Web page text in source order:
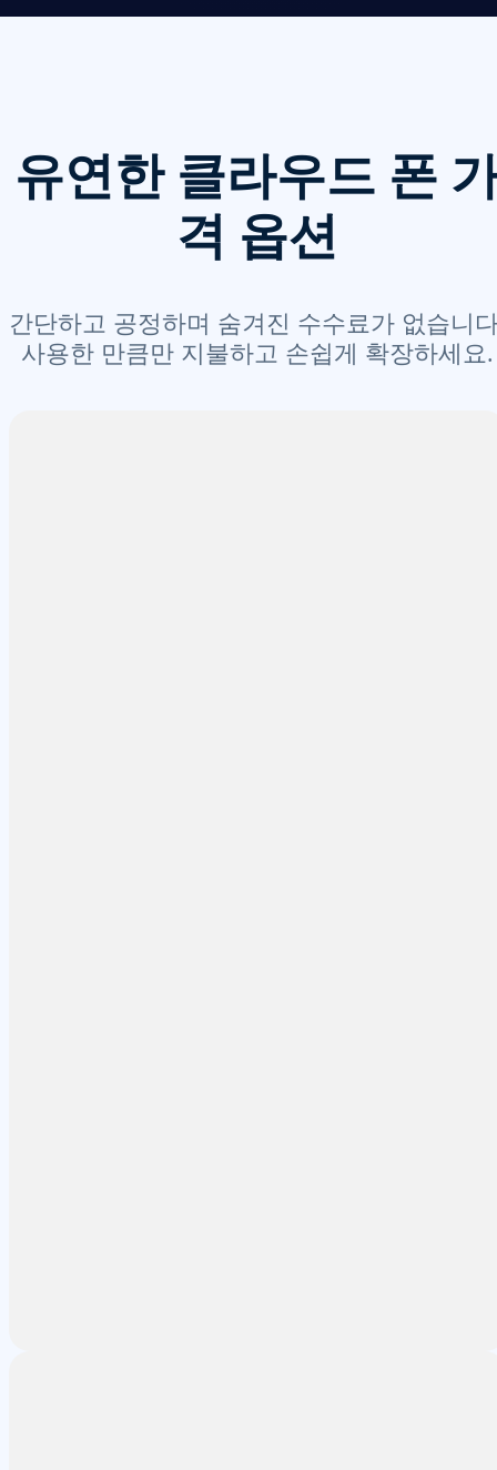
유연한 클라우드 폰
격 옵션
간단하고 공정하며 숨겨진 수수료가 없습니
사용한 만큼만 지불하고 손쉽게 확장하세요.